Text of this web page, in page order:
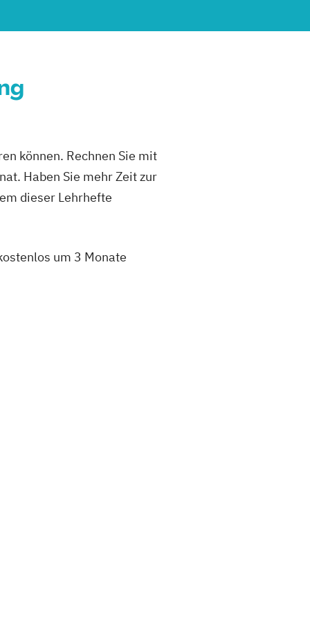
können. Rechnen Sie mit
Haben Sie mehr Zeit zur
dieser Lehrhefte
um 3 Monate